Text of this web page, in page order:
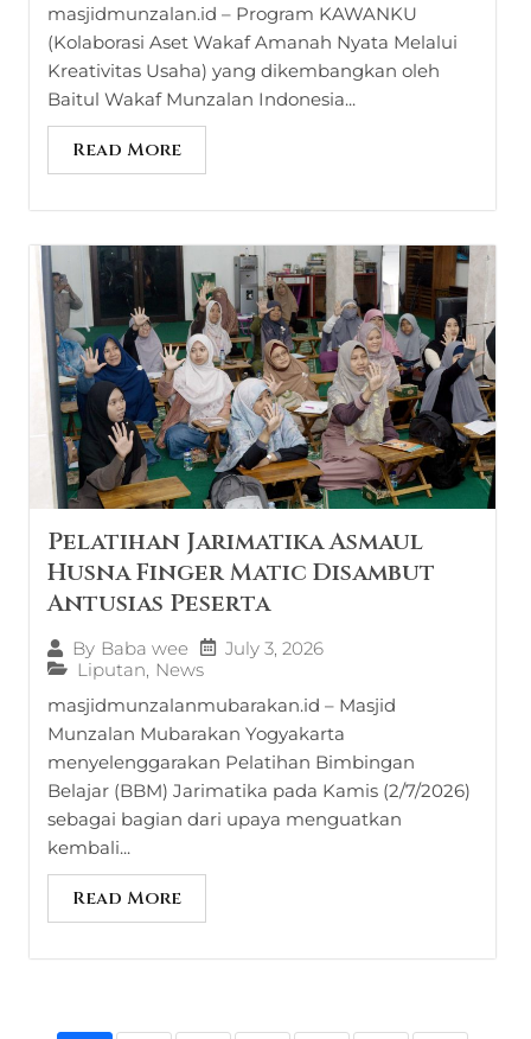
masjidmunzalan.id – Program KAWANKU
(Kolaborasi Aset Wakaf Amanah Nyata Melalui
Kreativitas Usaha) yang dikembangkan oleh
Baitul Wakaf Munzalan Indonesia...
Read More
Pelatihan Jarimatika Asmaul
Husna Finger Matic Disambut
Antusias Peserta
By Baba wee
July 3, 2026
Liputan News
masjidmunzalanmubarakan.id – Masjid
Munzalan Mubarakan Yogyakarta
menyelenggarakan Pelatihan Bimbingan
Belajar (BBM) Jarimatika pada Kamis (2/7/2026)
sebagai bagian dari upaya menguatkan
kembali...
Read More